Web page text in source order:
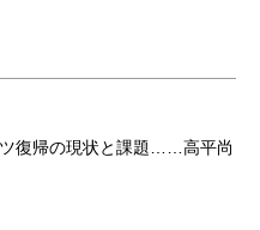
復帰の現状と課題……高平尚